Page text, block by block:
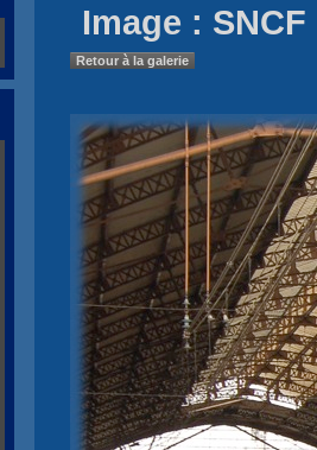
Image :
Retour à la galerie